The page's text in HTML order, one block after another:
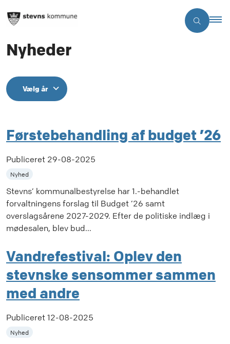
Nyheder
Vælg år
Førstebehandling af budget ’26
Publiceret 29-08-2025
Nyhed
Stevns’ kommunalbestyrelse har 1.-behandlet
forvaltningens forslag til Budget ’26 samt
overslagsårene 2027-2029. Efter de politiske indlæg i
mødesalen, blev bud...
Vandrefestival: Oplev den
stevnske sensommer sammen
med andre
Publiceret12-08-2025
Nyhed